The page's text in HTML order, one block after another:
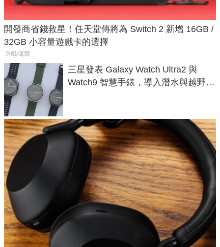
開發商省錢救星！任天堂傳將為 Switch 2 新增 16GB /
32GB 小容量遊戲卡的選擇
遊戲/電競
三星發表 Galaxy Watch Ultra2 與
Watch9 智慧手錶，導入潛水與越野跑